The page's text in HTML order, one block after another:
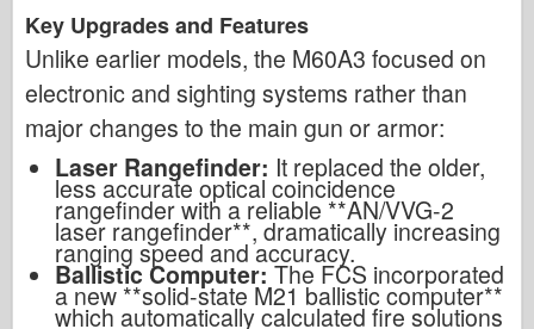
Key Upgrades and Features
Unlike earlier models, the M60A3 focused on
electronic and sighting systems rather than
major changes to the main gun or armor:
Laser Rangefinder: It replaced the older,
less accurate optical coincidence
rangefinder with a reliable **AN/VVG-2
laser rangefinder**, dramatically increasing
ranging speed and accuracy.
Ballistic Computer: The FCS incorporated
a new **solid-state M21 ballistic computer**
which automatically calculated fire solutions